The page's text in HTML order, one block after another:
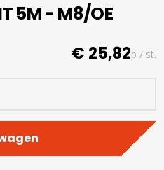
5M - M8/OE
€ 25,82p / st.